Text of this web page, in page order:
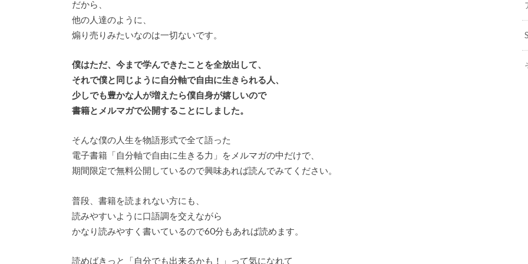
だから、
他の人達のように、
煽り売りみたいなのは一切ないです。
僕はただ、今まで学んできたことを全放出して、
それで僕と同じように自分軸で自由に生きられる人、
少しでも豊かな人が増えたら僕自身が嬉しいので
書籍とメルマガで公開することにしました。
そんな僕の人生を物語形式で全て語った
電子書籍「自分軸で自由に生きる力」をメルマガの中だけで、
期間限定で無料公開しているので興味あれば読んでみてください。
普段、書籍を読まれない方にも、
読みやすいように口語調を交えながら
かなり読みやすく書いているので60分もあれば読めます。
読めばきっと「自分でも出来るかも！」って気になれて